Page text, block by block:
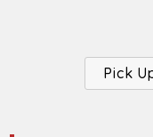
Pick